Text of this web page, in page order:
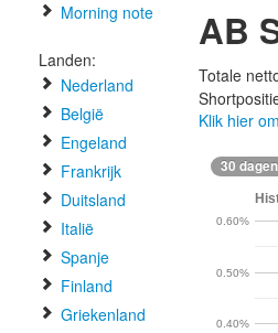
Morning note
Landen:
Nederland
België
Engeland
Frankrijk
Duitsland
Italië
Spanje
Finland
Griekenland
AB
Totale
Klik hier
30 dagen
0.40%
0.50%
0.60%